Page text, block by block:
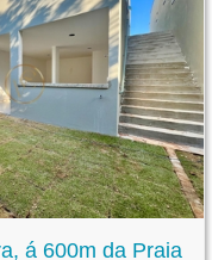
á 600m da Praia